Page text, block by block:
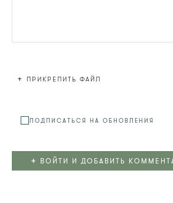
+ ПРИКРЕПИТЬ ФАЙЛ
ПОДПИСАТЬСЯ НА ОБНОВЛЕНИЯ
+ ВОЙТИ И ДОБАВИТЬ